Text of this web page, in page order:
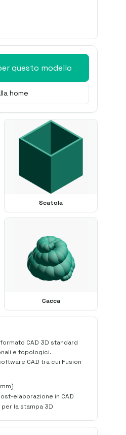
questo modello
home
Scatola
Cacca
CAD 3D standard
e topologici.
CAD tra cui Fusion
elaborazione in CAD
la stampa 3D